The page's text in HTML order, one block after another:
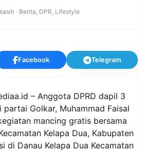
· Berita, DPR, Lifestyle
Facebook Telegram
– Anggota DPRD dapil 3
partai Golkar, Muhammad Faisal
mancing gratis bersama
Kelapa Dua, Kabupaten
di Danau Kelapa Dua Kecamatan